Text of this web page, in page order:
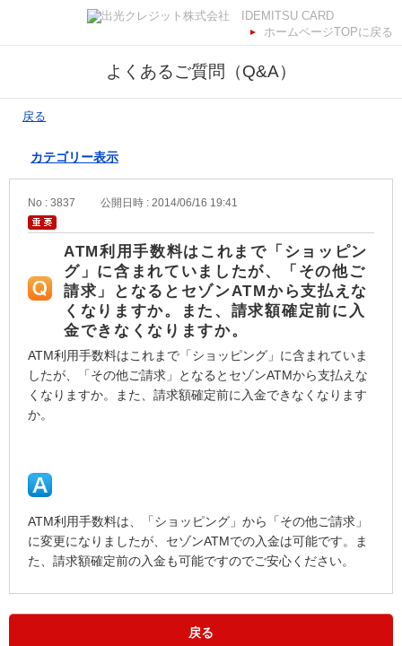
ホームページTOPに戻る
よくあるご質問（Q&A）
戻る
カテゴリー表示
No : 3837 公開日時 : 2014/06/16 19:41
ATM利用手数料はこれまで「ショッピン
グ」に含まれていましたが、「その他ご
請求」となるとセゾンATMから支払えな
くなりますか。また、請求額確定前に入
金できなくなりますか。
ATM利用手数料はこれまで「ショッピング」に含まれていま
したが、「その他ご請求」となるとセゾンATMから支払えな
くなりますか。また、請求額確定前に入金できなくなります
か。
ATM利用手数料は、「ショッピング」から「その他ご請求」
に変更になりましたが、セゾンATMでの入金は可能です。ま
た、請求額確定前の入金も可能ですのでご安心ください。
戻る